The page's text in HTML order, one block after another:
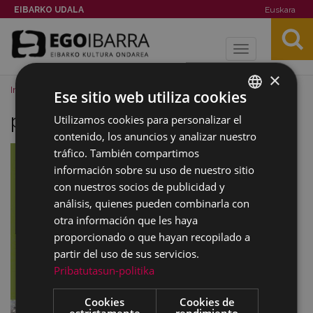
EIBARKO UDALA Euskara
Toggle
Inicio Noticias Imagenes postala_01.jpg
postala_01.jpg BASQUE
SPANISH
×
Ese sitio web utiliza cookies
Utilizamos cookies para personalizar el
contenido, los anuncios y analizar nuestro
tráfico. También compartimos
información sobre su uso de nuestro sitio
con nuestros socios de publicidad y
análisis, quienes pueden combinarla con
otra información que les haya
proporcionado o que hayan recopilado a
partir del uso de sus servicios.
Pribatutasun-politika
Cookies
Cookies de